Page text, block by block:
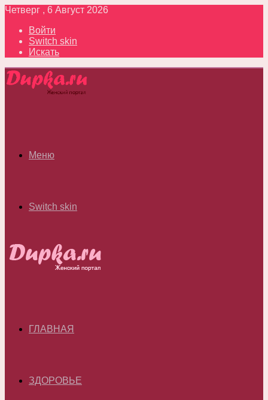
Четверг , 6 Август 2026
Войти
Switch skin
Искать
Меню
Switch skin
ГЛАВНАЯ
ЗДОРОВЬЕ